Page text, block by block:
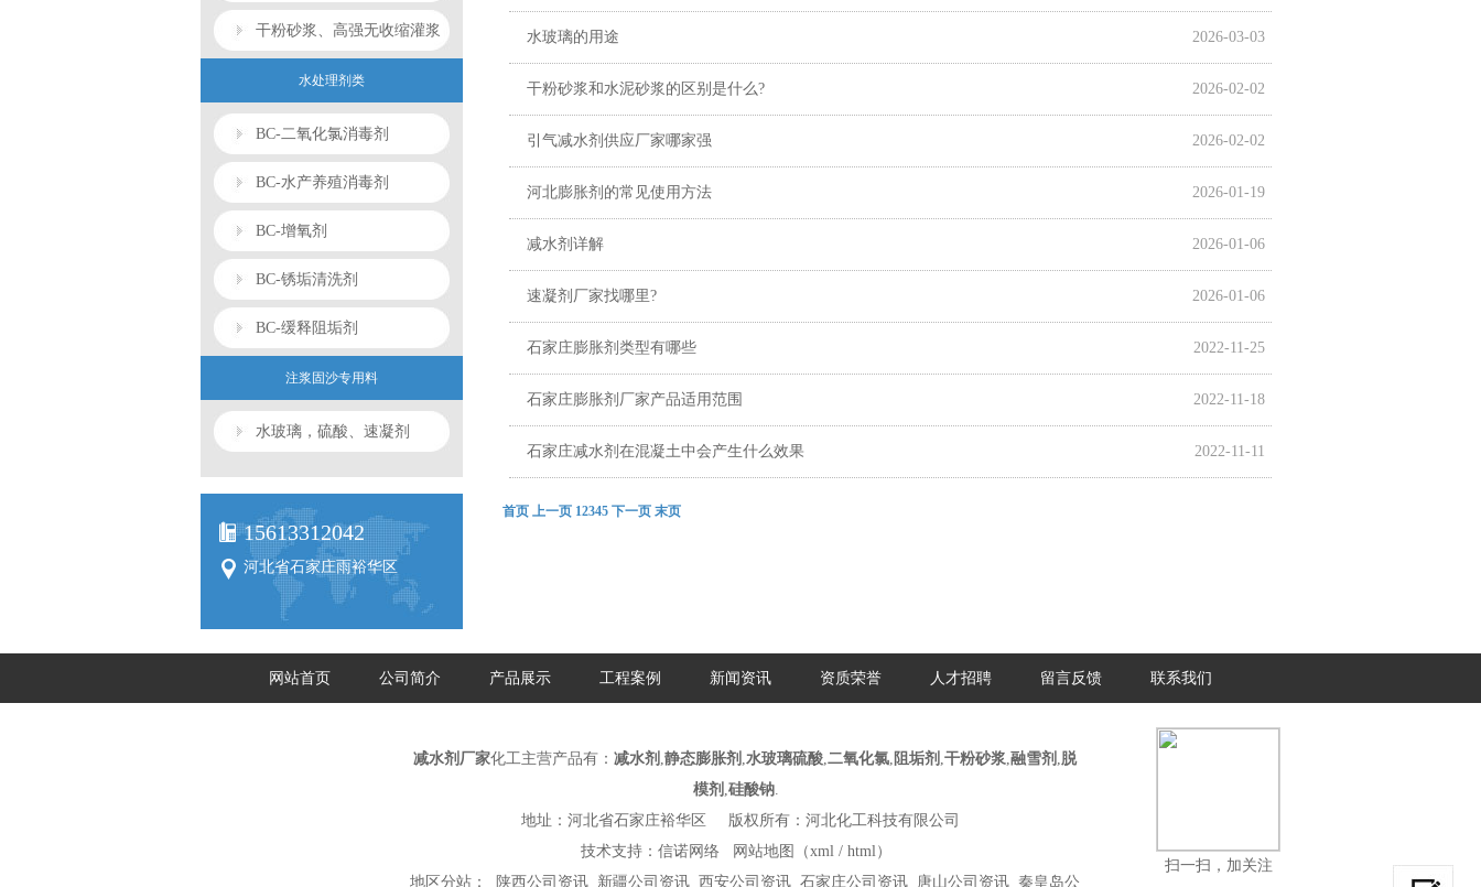
气剂系列干粉砂浆、高强无收缩灌浆
料、润泵剂系列蒸养剂系列
水处理剂类
BC-二氧化氯消毒剂
BC-水产养殖消毒剂
BC-增氧剂
BC-锈垢清洗剂
BC-缓释阻垢剂
注浆固沙专用料
水玻璃，硫酸、速凝剂
15613312042
河北省石家庄雨裕华区
水玻璃的用途 2026-03-03
干粉砂浆和水泥砂浆的区别是什么? 2026-02-02
引气减水剂供应厂家哪家强 2026-02-02
河北膨胀剂的常见使用方法 2026-01-19
减水剂详解 2026-01-06
速凝剂厂家找哪里? 2026-01-06
石家庄膨胀剂类型有哪些 2022-11-25
石家庄膨胀剂厂家产品适用范围 2022-11-18
石家庄减水剂在混凝土中会产生什么效果 2022-11-11
首页 上一页 12345 下一页 末页
网站首页 公司简介 产品展示 工程案例 新闻资讯 资质荣誉 人才招聘 留言反馈 联系我们
减水剂厂家化工主营产品有： 减水剂 静态膨胀剂 水玻璃硫酸 二氧化氯 阻垢剂 干粉砂浆 融雪剂 脱
模剂 硅酸钠
地址：河北省石家庄裕华区
版权所有：河北化工科技有限公司
技术支持： 信诺网络 网站地图（xml / html ）
地区分站：
陕西公司资讯 新疆公司资讯 西安公司资讯 石家庄公司资讯 唐山公司资讯 秦皇岛公
扫一扫，加关注